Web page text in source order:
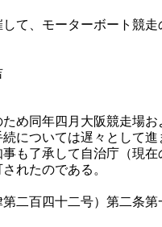
て、モーターボート競
め同年四月大阪競走場
については遅々として
も了承して自治庁（現
れたのである。
二百四十二号）第二条